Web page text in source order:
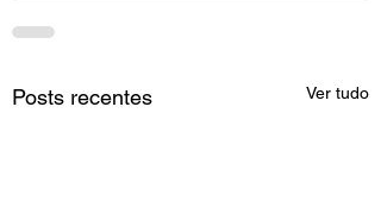
Posts recentes Ver tudo